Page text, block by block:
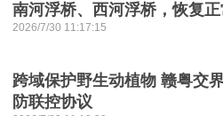
南河浮桥、西河浮桥，恢复
2026/7/30 11:17:15
跨域保护野生动植物 赣粤交
防联控协议